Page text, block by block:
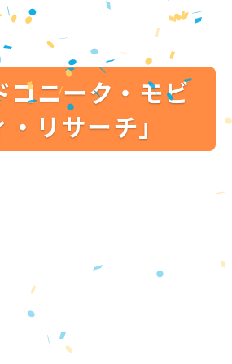
コニーク・モビ
・リサーチ」